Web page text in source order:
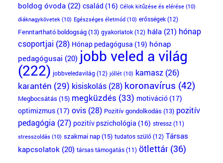
boldog óvoda(22) család (16) Célok kitűzése és elérése(10)
diáknagykövetek(10) Egészséges életmód(10) erősségek(12)
Fenntartható boldogság(13) gyakorlatok(12) hála(21) hónap
csoportjai (28) Hónap pedagógusa (19) hónap
pedagógusai (20) jobb veled a világ
(222) jobbveledavilág (12) jóllét(10) kamasz(26)
karantén (29) kisiskolás(28) koronavírus (42)
Megbocsátás (15) megküzdés (33) motiváció(17)
optimizmus(17) ovis(28) Pozitív gondolkodás (13) pozitív
pedagógia (27) pozitív pszichológia (16) stressz(11)
stresszoldás(10) szakmai nap(15) tudatos szülő(12) Társas
kapcsolatok(20) társas támogatás(11) ötlettár(36)